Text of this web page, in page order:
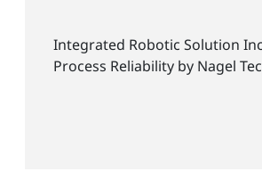
Robotic Solution Increases
Reliability by Nagel Technologies